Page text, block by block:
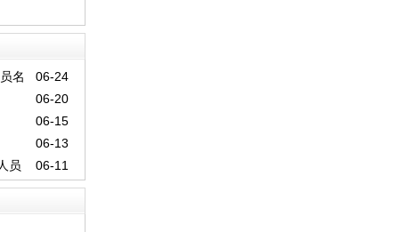
06-24
名
06-20
06-15
06-13
06-11
员